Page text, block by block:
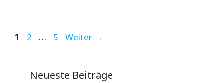
Seite
1 Seite
2 … Seite
5 Weiter →
Neueste Beiträge